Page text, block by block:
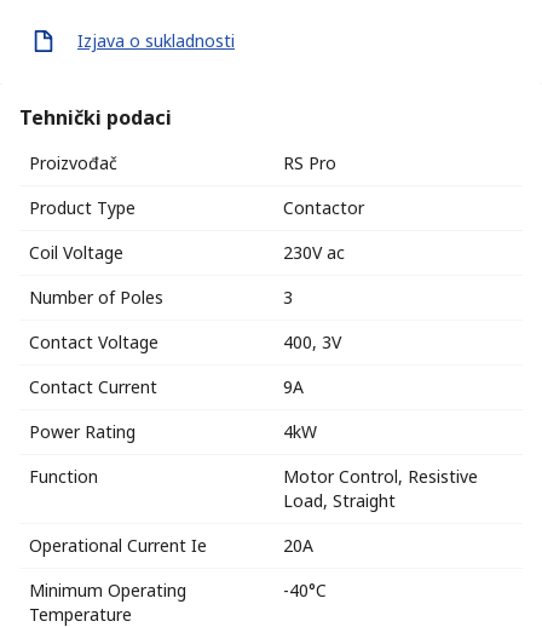
Izjava o sukladnosti
Tehnički podaci
Proizvođač
RS Pro
Product Type
Contactor
Coil Voltage
230V ac
Number of Poles
3
Contact Voltage
400, 3V
Contact Current
9A
Power Rating
4kW
Function
Motor Control, Resistive
Load, Straight
Operational Current Ie
20A
Minimum Operating
Temperature
-40°C